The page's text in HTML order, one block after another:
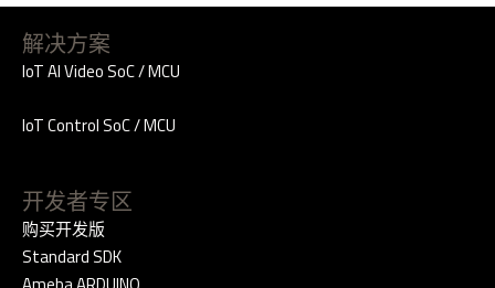
解决方案
IoT AI Video SoC / MCU
IoT Control SoC / MCU
开发者专区
购买开发版
Standard SDK